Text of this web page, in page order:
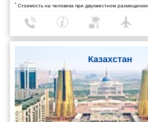
* Стоимость на человека при двухместном размещении
Казахстан